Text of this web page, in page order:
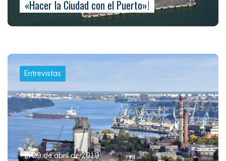
«Hacer la Ciudad con el Puerto»!
Entrevistas
El 29 de abril de 2019